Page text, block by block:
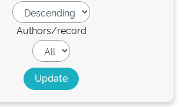
Authors/record